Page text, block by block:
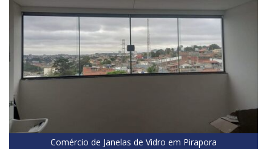
Comércio de Janelas de Vidro em Pirapora